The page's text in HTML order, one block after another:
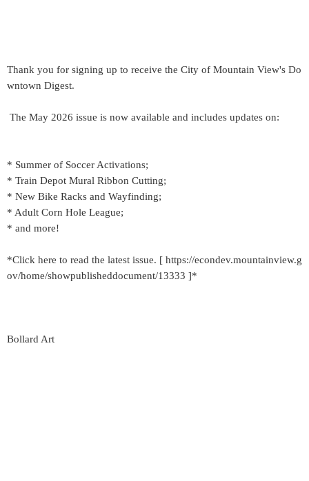
Thank you for signing up to receive the City of Mountain View's Do
wntown Digest.
The May 2026 issue is now available and includes updates on:
* Summer of Soccer Activations;
* Train Depot Mural Ribbon Cutting;
* New Bike Racks and Wayfinding;
* Adult Corn Hole League;
* and more!
*Click here to read the latest issue. [ https://econdev.mountainview.g
ov/home/showpublisheddocument/13333 ]*
Bollard Art